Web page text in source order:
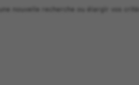
nouvelle recherche ou élargir vos